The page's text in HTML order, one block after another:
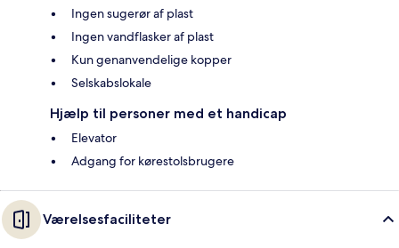
Ingen sugerør af plast
Ingen vandflasker af plast
Kun genanvendelige kopper
Selskabslokale
Hjælp til personer med et handicap
Elevator
Adgang for kørestolsbrugere
Værelsesfaciliteter